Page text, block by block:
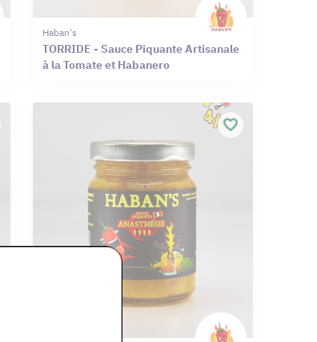
Haban's
TORRIDE - Sauce Piquante Artisanale
à la Tomate et Habanero